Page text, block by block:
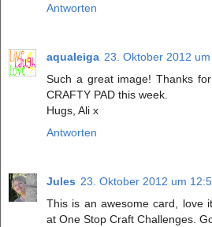
Antworten
aqualeiga 23. Oktober 2012
Such a great image! Thanks
CRAFTY PAD this week.
Hugs, Ali x
Antworten
Jules 23. Oktober 2012 um
This is an awesome card, love
at One Stop Craft Challenges.